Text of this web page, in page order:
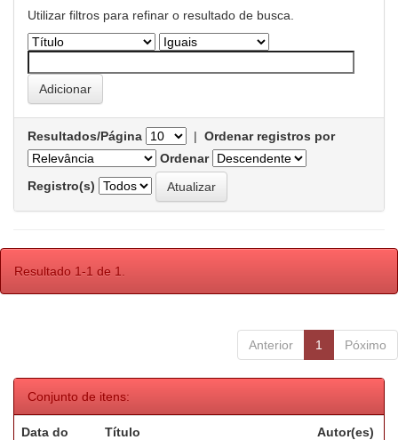
Utilizar filtros para refinar o resultado de busca.
Resultados/Página | Ordenar registros por
Ordenar
Registro(s)
Resultado 1-1 de 1.
Anterior 1 Póximo
Conjunto de itens:
Data do
Título Autor(es)